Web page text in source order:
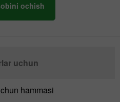
ochish
uchun
hammasi